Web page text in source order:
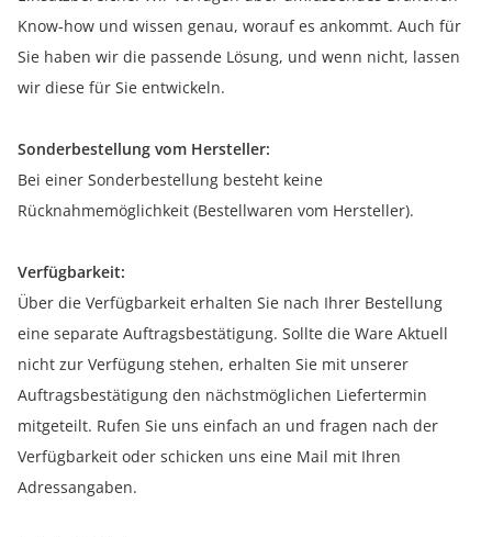
Know-how und wissen genau, worauf es ankommt. Auch für
Sie haben wir die passende Lösung, und wenn nicht, lassen
wir diese für Sie entwickeln.
Sonderbestellung vom Hersteller:
Bei einer Sonderbestellung besteht keine
Rücknahmemöglichkeit (Bestellwaren vom Hersteller).
Verfügbarkeit:
Über die Verfügbarkeit erhalten Sie nach Ihrer Bestellung
eine separate Auftragsbestätigung. Sollte die Ware Aktuell
nicht zur Verfügung stehen, erhalten Sie mit unserer
Auftragsbestätigung den nächstmöglichen Liefertermin
mitgeteilt. Rufen Sie uns einfach an und fragen nach der
Verfügbarkeit oder schicken uns eine Mail mit Ihren
Adressangaben.